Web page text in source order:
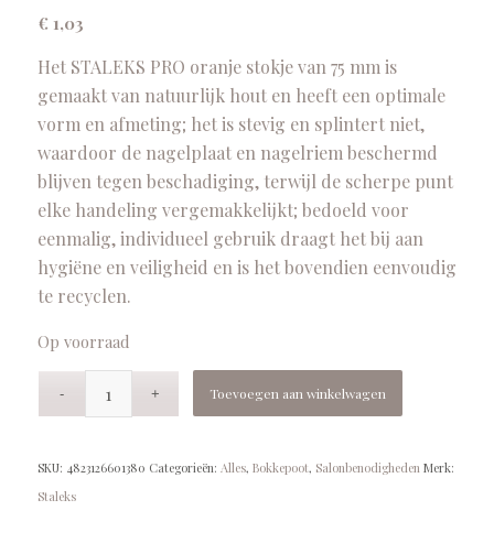
€ 1,03
Het STALEKS PRO oranje stokje van 75 mm is
gemaakt van natuurlijk hout en heeft een optimale
vorm en afmeting; het is stevig en splintert niet,
waardoor de nagelplaat en nagelriem beschermd
blijven tegen beschadiging, terwijl de scherpe punt
elke handeling vergemakkelijkt; bedoeld voor
eenmalig, individueel gebruik draagt het bij aan
hygiëne en veiligheid en is het bovendien eenvoudig
te recyclen.
Op voorraad
Toevoegen aan winkelwagen
SKU: 4823126601380 Categorieën: Alles, Bokkepoot, Salonbenodigheden Merk:
Staleks